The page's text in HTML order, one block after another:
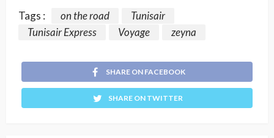
Tags : on the road
Tunisair
Tunisair Express
Voyage zeyna
SHARE ON FACEBOOK
SHARE ON TWITTER